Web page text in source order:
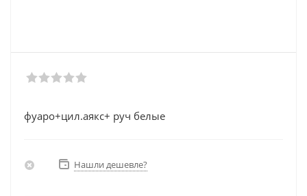
фуаро+цил.аякс+ руч белые
Нашли дешевле?